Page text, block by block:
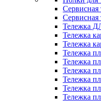
Тележка
Тележка
Тележка
Тележка
Тележка
Тележка
Тележка
Тележка
Тележка